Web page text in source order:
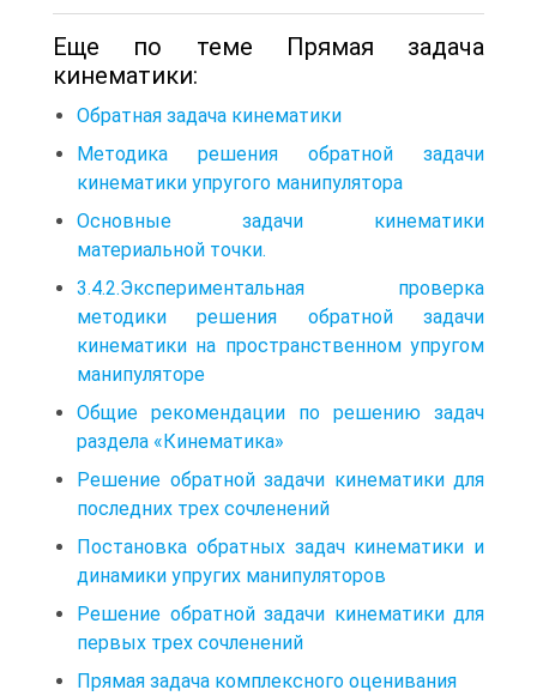
Еще по теме Прямая задача
кинематики:
Обратная задача кинематики
Методика решения обратной задачи
кинематики упругого манипулятора
Основные задачи кинематики
материальной точки.
3.4.2.Экспериментальная проверка
методики решения обратной задачи
кинематики на пространственном упругом
манипуляторе
Общие рекомендации по решению задач
раздела «Кинематика»
Решение обратной задачи кинематики для
последних трех сочленений
Постановка обратных задач кинематики и
динамики упругих манипуляторов
Решение обратной задачи кинематики для
первых трех сочленений
Прямая задача комплексного оценивания